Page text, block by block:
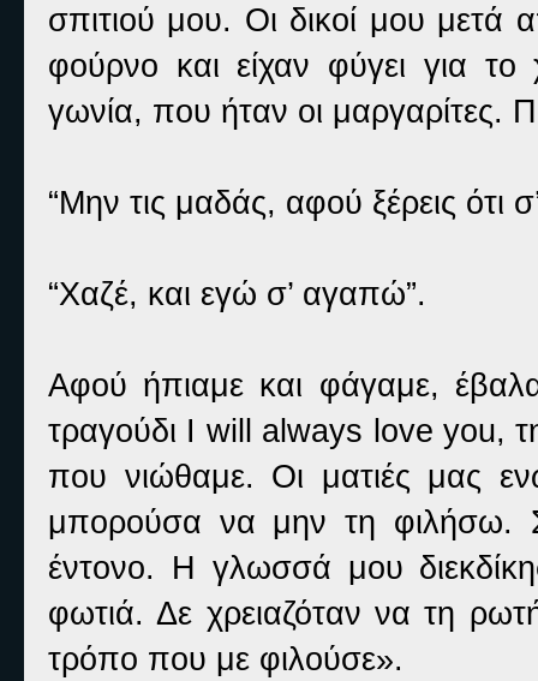
σπιτιού μου. Οι δικοί μου μετά
φούρνο και είχαν φύγει για
γωνία, που ήταν οι μαργαρίτες.
“Μην τις μαδάς, αφού ξέρεις
“Χαζέ, και εγώ σ’ αγαπώ”.
Αφού ήπιαμε και φάγαμε,
τραγούδι I will always love you,
που νιώθαμε. Οι ματιές μας
μπορούσα να μην τη φιλήσω.
έντονο. Η γλωσσά μου
φωτιά. Δε χρειαζόταν να τη
τρόπο που με φιλούσε».